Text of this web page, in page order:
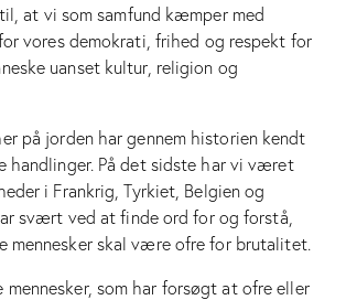
at vi som samfund kæmper med
vores demokrati, frihed og respekt for
uanset kultur, religion og
på jorden har gennem historien kendt
handlinger. På det sidste har vi været
i Frankrig, Tyrkiet, Belgien og
svært ved at finde ord for og forstå,
mennesker skal være ofre for brutalitet.
mennesker, som har forsøgt at ofre eller